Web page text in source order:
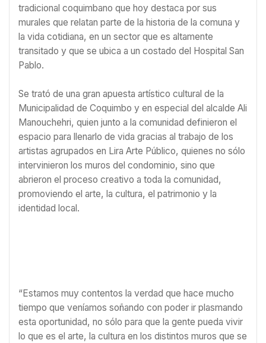
tradicional coquimbano que hoy destaca por sus
murales que relatan parte de la historia de la comuna y
la vida cotidiana, en un sector que es altamente
transitado y que se ubica a un costado del Hospital San
Pablo.
Se trató de una gran apuesta artístico cultural de la
Municipalidad de Coquimbo y en especial del alcalde Ali
Manouchehri, quien junto a la comunidad definieron el
espacio para llenarlo de vida gracias al trabajo de los
artistas agrupados en Lira Arte Público, quienes no sólo
intervinieron los muros del condominio, sino que
abrieron el proceso creativo a toda la comunidad,
promoviendo el arte, la cultura, el patrimonio y la
identidad local.
“Estamos muy contentos la verdad que hace mucho
tiempo que veníamos soñando con poder ir plasmando
esta oportunidad, no sólo para que la gente pueda vivir
lo que es el arte, la cultura en los distintos muros que se